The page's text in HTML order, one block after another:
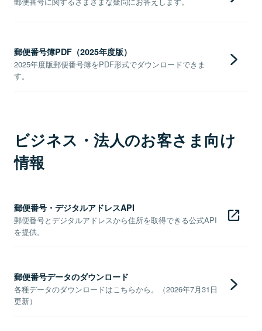
郵便番号簿PDF（2025年度版）
2025年度版郵便番号簿をPDF形式でダウンロードできま
す。
ビジネス・法人のお客さま向け
情報
郵便番号・デジタルアドレスAPI
郵便番号とデジタルアドレスから住所を取得できる公式API
を提供。
郵便番号データのダウンロード
各種データのダウンロードはこちらから。（2026年7月31日
更新）